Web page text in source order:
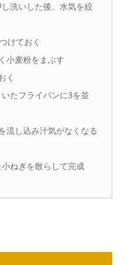
洗いした後、水気を絞
けておく
小麦粉をまぶす
く
たフライパンに3を並
流し込み汁気がなくなる
ねぎを散らして完成